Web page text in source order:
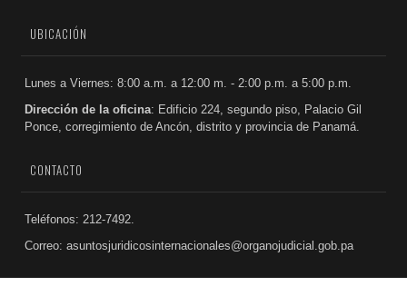
UBICACIÓN
Lunes a Viernes: 8:00 a.m. a 12:00 m. - 2:00 p.m. a 5:00 p.m.
Dirección de la oficina: Edificio 224, segundo piso, Palacio Gil
Ponce, corregimiento de Ancón, distrito y provincia de Panamá.
CONTACTO
Teléfonos: 212-7492.
Correo: asuntosjuridicosinternacionales@organojudicial.gob.pa